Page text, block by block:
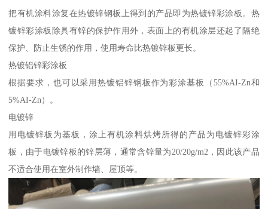
把有机涂料涂复在热镀锌钢板上得到的产品即为热镀锌彩涂板。热
镀锌彩涂板除具有锌的保护作用外，表面上的有机涂层还起了隔绝
保护、防止生锈的作用，使用寿命比热镀锌板更长。
热镀铝锌彩涂板
根据要求，也可以采用热镀铝锌钢板作为彩涂基板（55%AI-Zn和
5%AI-Zn）。
电镀锌
用电镀锌板为基板，涂上有机涂料烘烤所得的产品为电镀锌彩涂
板，由于电镀锌板的锌层薄，通常含锌量为20/20g/m2，因此该产品
不适合使用在室外制作墙、屋顶等。